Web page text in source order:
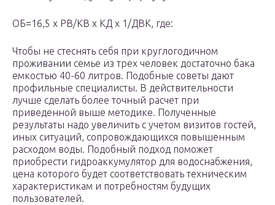
ОБ=16,5 х РВ/КВ х КД х 1/ДВК, где:
Чтобы не стеснять себя при круглогодичном
проживании семье из трех человек достаточно бака
емкостью 40-60 литров. Подобные советы дают
профильные специалисты. В действительности
лучше сделать более точный расчет при
приведенной выше методике. Полученные
результаты надо увеличить с учетом визитов гостей,
иных ситуаций, сопровождающихся повышенным
расходом воды. Подобный подход поможет
приобрести гидроаккумулятор для водоснабжения,
цена которого будет соответствовать техническим
характеристикам и потребностям будущих
пользователей.